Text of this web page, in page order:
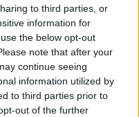
to third parties, or
information for
the below opt-out
note that after your
continue seeing
information utilized by
to third parties prior to
out of the further
Messengeren